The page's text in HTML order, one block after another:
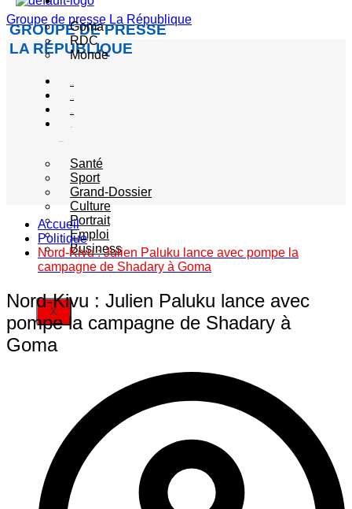
Groupe de presse La République
GROUPE DE PRESSE
LA RÉPUBLIQUE
Goma
RDC
Monde
Santé
Sport
Grand-Dossier
Culture
Portrait
Emploi
Business
X
Accueil
Politique
Nord-Kivu : Julien Paluku lance avec pompe la
campagne de Shadary à Goma
Nord-Kivu : Julien Paluku lance avec
pompe la campagne de Shadary à
Goma